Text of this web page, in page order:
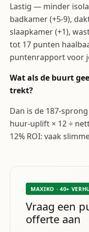
Lastig — minder
badkamer (+5-9),
slaapkamer (+1),
tot 17 punten
puntenrapport voor
Wat als de buurt
trekt?
Dan is de 187-
huur-uplift × 12 ÷
12% ROI: vaak
MAXIKO · 40+
Vraag een
offerte aan